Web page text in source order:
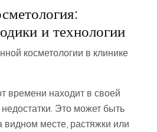
и технологии
времени находит в своей
Это может быть
видном месте, растяжки или